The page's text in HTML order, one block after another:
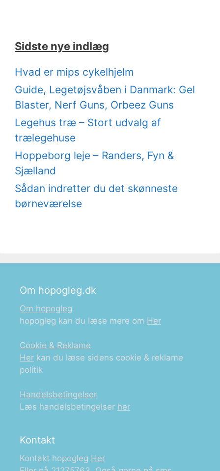
Sidste nye indlæg
Hvad er mips cykelhjelm
Guide, Legetøjsvåben i Danmark: Gel
Blaster, Nerf Guns, Orbeez Guns
Legehus træ – Stort udvalg af
trælegehuse
Hoppeborg leje – Randers, Fyn &
Sjælland
Sådan indretter du det skønneste
børneværelse
Om hopogleg.dk
Om hopogleg
hopogleg kan du læse mere om Her
Cookie & Reklame
Her kan du læse sidens cookie & reklame
politik
Handelsbetingelser
Læs handelsbetingelser her
Kontakt
Kontakt hopogleg Her